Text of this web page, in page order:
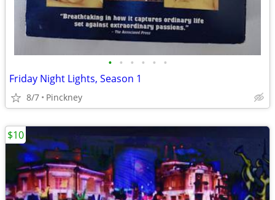
• • • • • •
Friday Night Lights, Season 1
8/7 Pinckney
$10